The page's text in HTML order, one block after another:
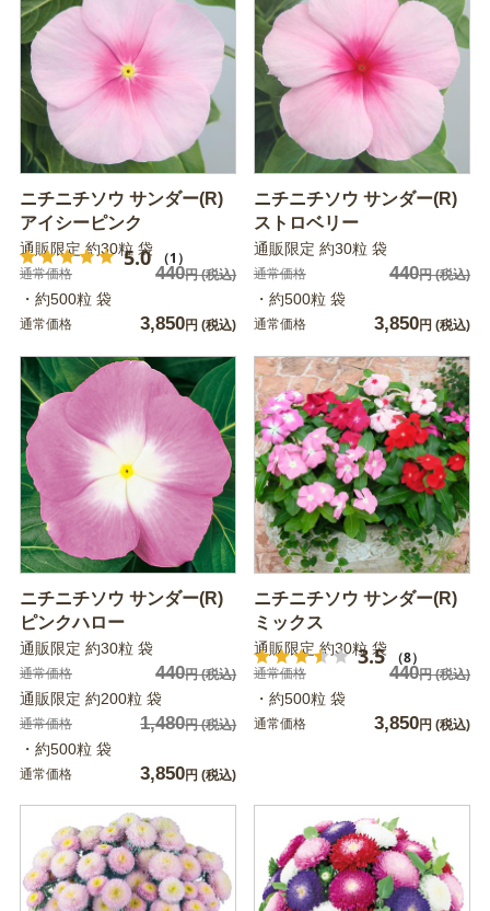
ニチニチソウ サンダー(R)
アイシーピンク
5.0 （1）
通販限定 約30粒 袋
通常価格 440円(税込)
・約500粒 袋
通常価格 3,850円 (税込)
ニチニチソウ サンダー(R)
ストロベリー
通販限定 約30粒 袋
通常価格 440円(税込)
・約500粒 袋
通常価格 3,850円 (税込)
ニチニチソウ サンダー(R)
ピンクハロー
通販限定 約30粒 袋
通常価格 440円(税込)
通販限定 約200粒 袋
通常価格 1,480円(税込)
・約500粒 袋
通常価格 3,850円 (税込)
ニチニチソウ サンダー(R)
ミックス
3.5 （8）
通販限定 約30粒 袋
通常価格 440円(税込)
・約500粒 袋
通常価格 3,850円 (税込)